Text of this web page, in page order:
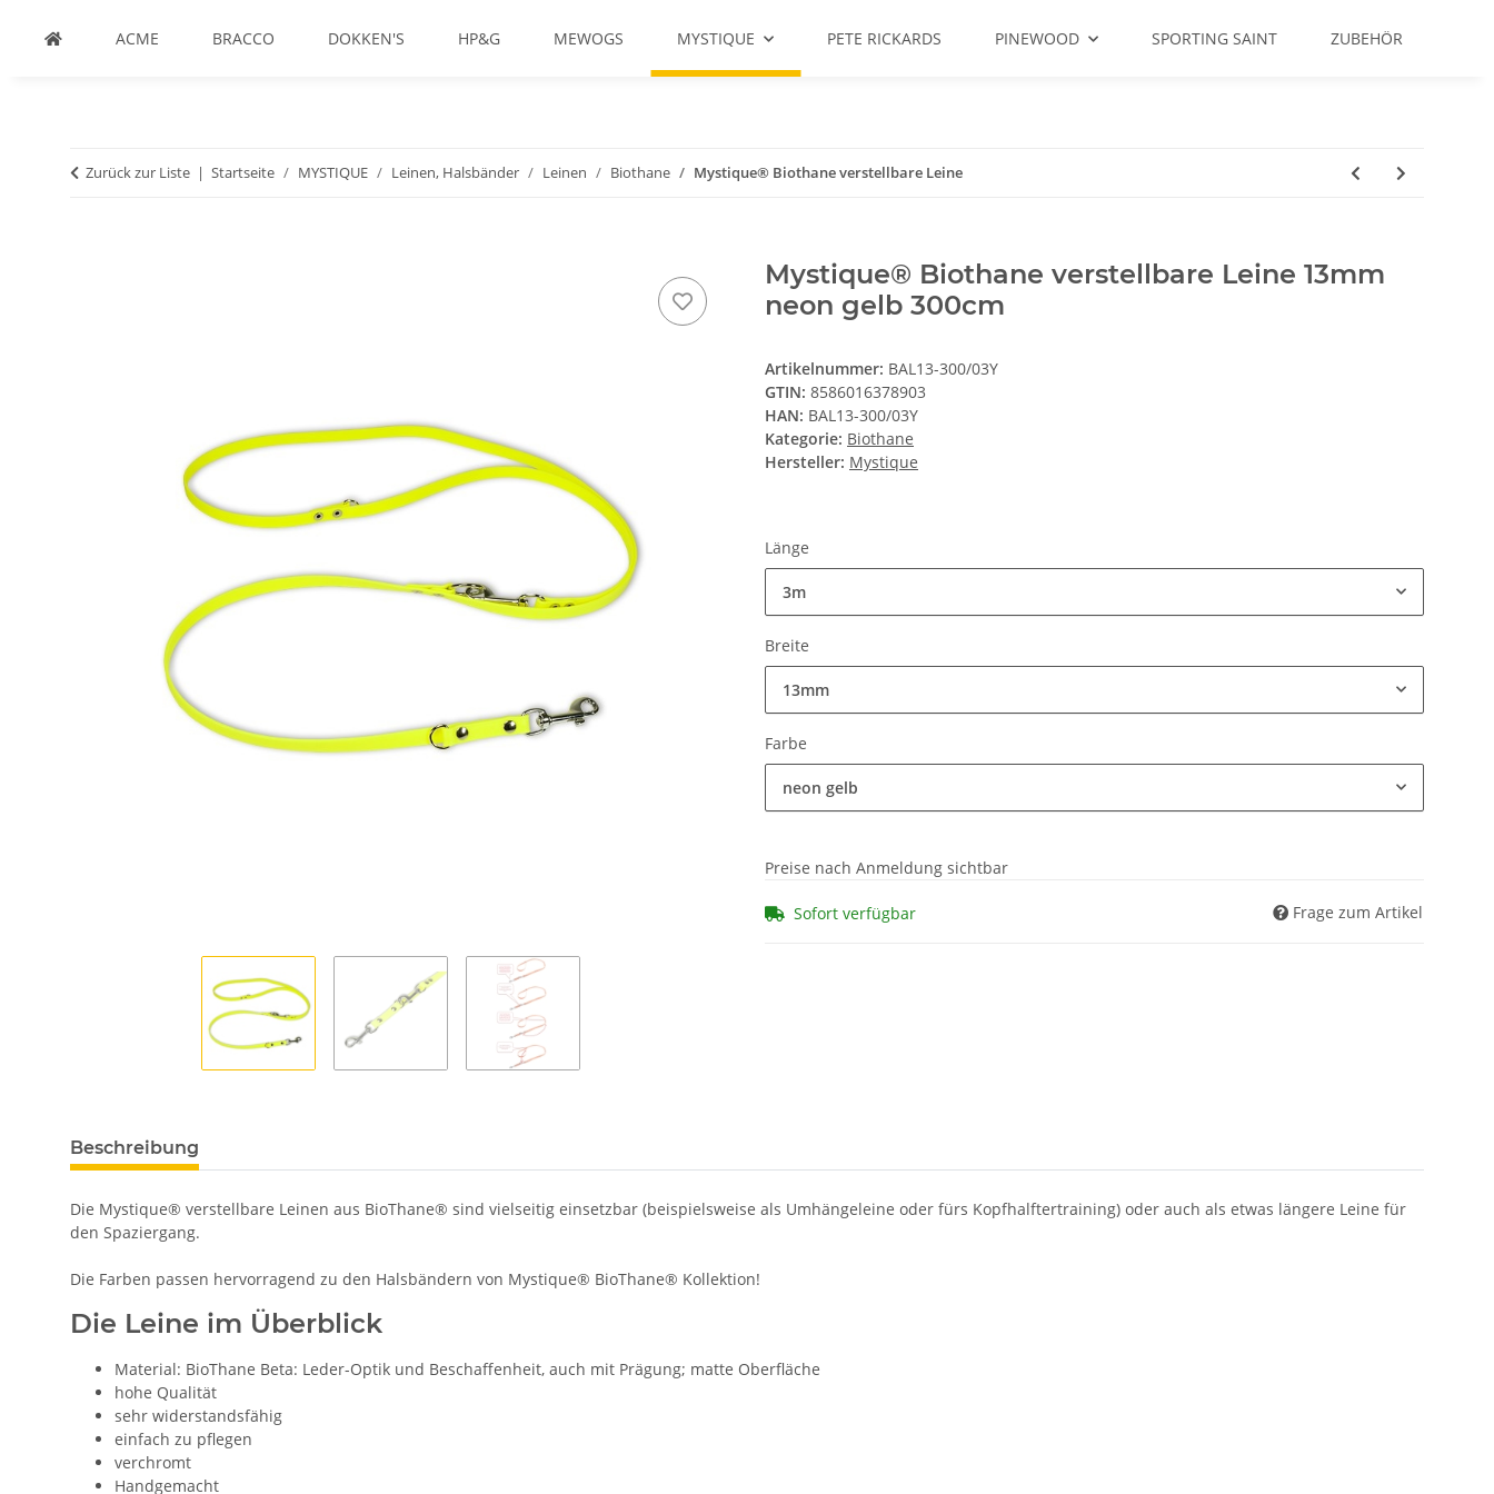
ACME BRACCO DOKKEN'S HP&G MEWOGS MYSTIQUE PETE RICKARDS PINEWOOD SPORTING SAINT ZUBEHÖR
Zurück zur Liste Startseite MYSTIQUE Leinen, Halsbänder Leinen Biothane Mystique® Biothane verstellbare Leine
Mystique® Biothane verstellbare Leine 13mm
neon gelb 300cm
Artikelnummer: BAL13-300/03Y
GTIN: 8586016378903
HAN: BAL13-300/03Y
Kategorie: Biothane
Hersteller: Mystique
Länge
3m
Breite
13mm
Farbe
neon gelb
Preise nach Anmeldung sichtbar
Sofort verfügbar Frage zum Artikel
Beschreibung
Die Mystique® verstellbare Leinen aus BioThane® sind vielseitig einsetzbar (beispielsweise als Umhängeleine oder fürs Kopfhalftertraining) oder auch als etwas längere Leine für
den Spaziergang.
Die Farben passen hervorragend zu den Halsbändern von Mystique® BioThane® Kollektion!
Die Leine im Überblick
Material: BioThane Beta: Leder-Optik und Beschaffenheit, auch mit Prägung; matte Oberfläche
hohe Qualität
sehr widerstandsfähig
einfach zu pflegen
verchromt
Handgemacht